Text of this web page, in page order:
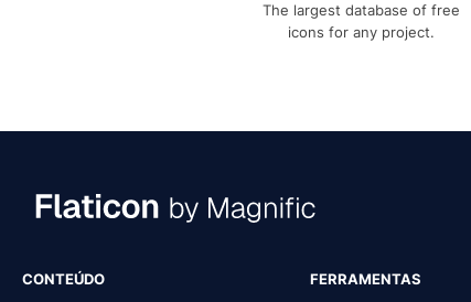
The largest database of free
icons for any project.
CONTEÚDO FERRAMENTAS